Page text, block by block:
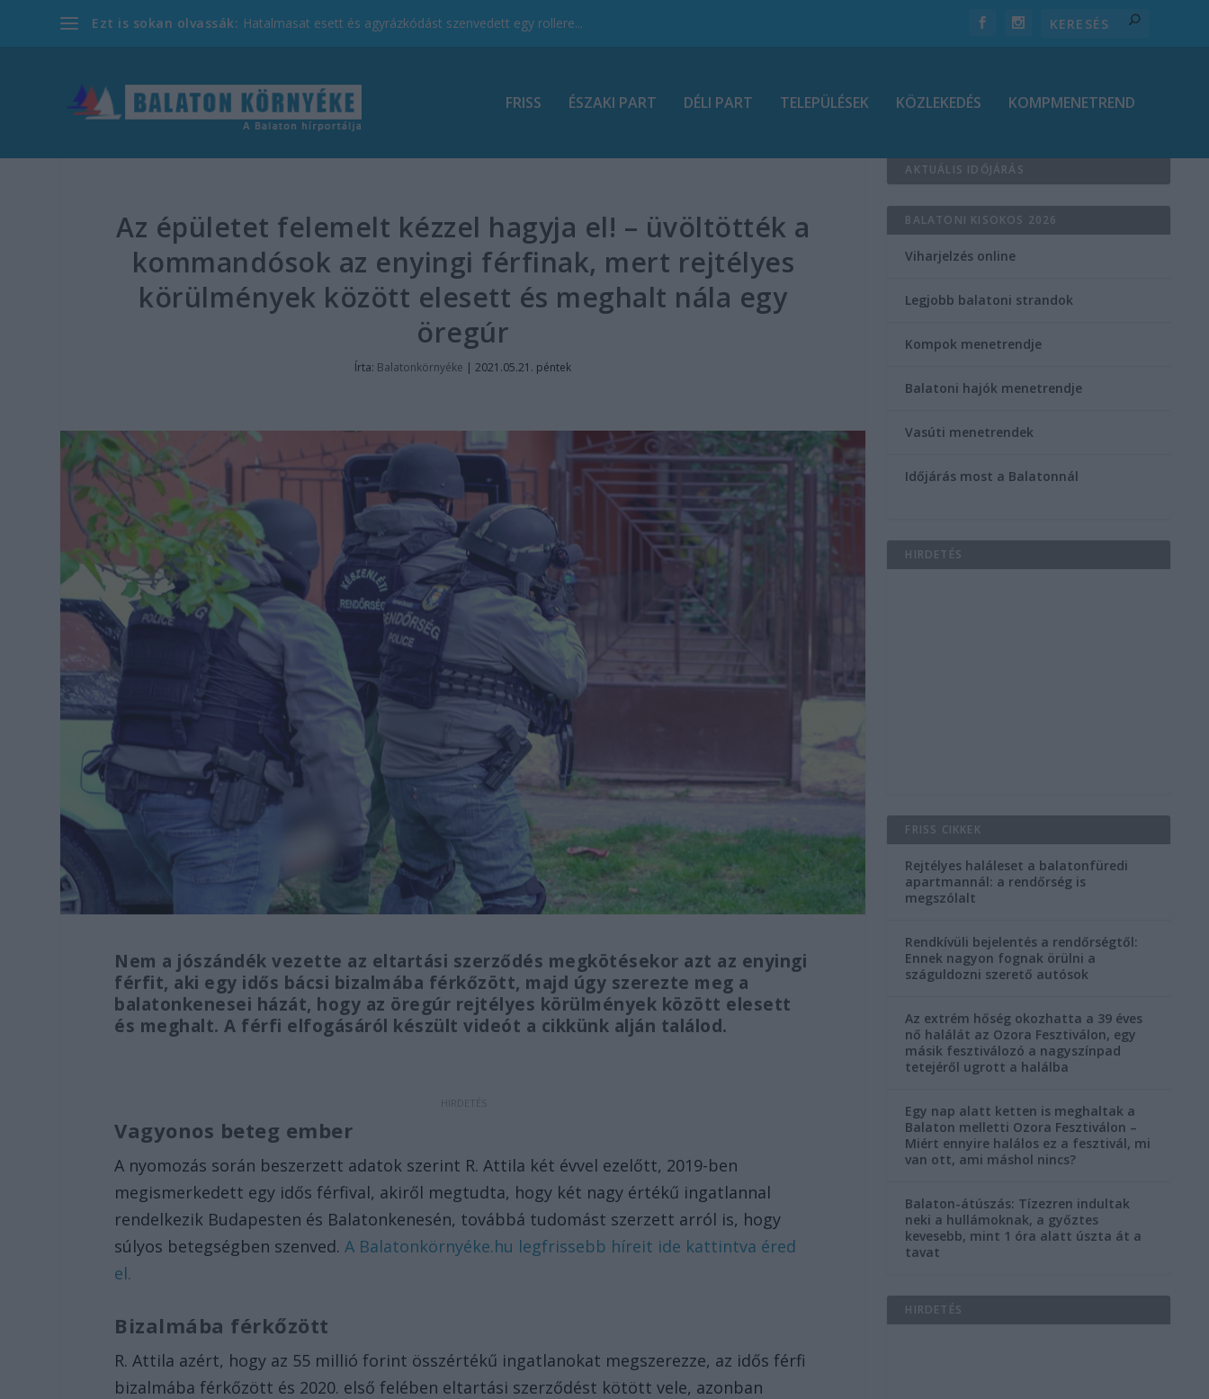
Ezt is sokan olvassák: Hatalmasat esett és agyrázkódást szenvedett egy rollere...
FRISS ÉSZAKI PART DÉLI PART TELEPÜLÉSEK KÖZLEKEDÉS KOMPMENETREND
Az épületet felemelt kézzel hagyja el! – üvöltötték a
kommandósok az enyingi férfinak, mert rejtélyes
körülmények között elesett és meghalt nála egy
öregúr
Írta: Balatonkörnyéke |2021.05.21. péntek
Nem a jószándék vezette az eltartási szerződés megkötésekor azt az enyingi
férfit, aki egy idős bácsi bizalmába férkőzött, majd úgy szerezte meg a
balatonkenesei házát, hogy az öregúr rejtélyes körülmények között elesett
és meghalt. A férfi elfogásáról készült videót a cikkünk alján találod.
Vagyonos beteg ember
A nyomozás során beszerzett adatok szerint R. Attila két évvel ezelőtt, 2019-ben
megismerkedett egy idős férfival, akiről megtudta, hogy két nagy értékű ingatlannal
rendelkezik Budapesten és Balatonkenesén, továbbá tudomást szerzett arról is, hogy
súlyos betegségben szenved.A Balatonkörnyéke.hu legfrissebb híreit ide kattintva éred
el.
Bizalmába férkőzött
R. Attila azért, hogy az 55 millió forint összértékű ingatlanokat megszerezze, az idős férfi
bizalmába férkőzött és 2020. első felében eltartási szerződést kötött vele, azonban
AKTUÁLIS IDŐJÁRÁS
BALATONI KISOKOS 2026
Viharjelzés online
Legjobb balatoni strandok
Kompok menetrendje
Balatoni hajók menetrendje
Vasúti menetrendek
Időjárás most a Balatonnál
HIRDETÉS
FRISS CIKKEK
Rejtélyes haláleset a balatonfüredi
apartmannál: a rendőrség is
megszólalt
Rendkívüli bejelentés a rendőrségtől:
Ennek nagyon fognak örülni a
száguldozni szerető autósok
Az extrém hőség okozhatta a 39 éves
nő halálát az Ozora Fesztiválon, egy
másik fesztiválozó a nagyszínpad
tetejéről ugrott a halálba
Egy nap alatt ketten is meghaltak a
Balaton melletti Ozora Fesztiválon –
Miért ennyire halálos ez a fesztivál, mi
van ott, ami máshol nincs?
Balaton-átúszás: Tízezren indultak
neki a hullámoknak, a győztes
kevesebb, mint 1 óra alatt úszta át a
tavat
HIRDETÉS